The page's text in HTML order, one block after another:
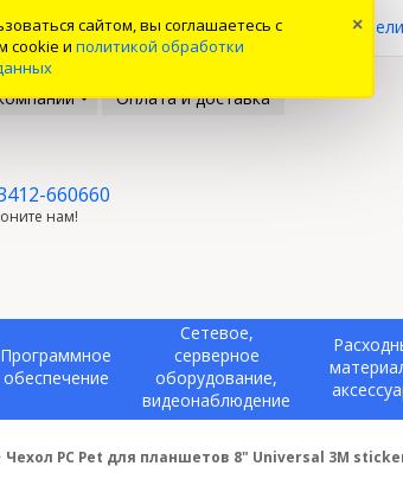
сайтом, вы соглашаетесь с
cookie и политикой обработки
×
Вы смотрели
Оплата и доставка
660660
нам!
Программное
обеспечение
Сетевое,
серверное
оборудование,
видеонаблюдение
Чехол PC Pet для планшетов 8" Universal 3M sticker